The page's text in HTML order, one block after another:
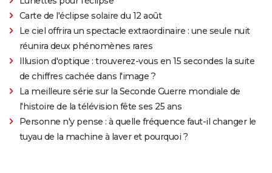
Carte de l'éclipse solaire du 12 août
Le ciel offrira un spectacle extraordinaire : une seule nuit
réunira deux phénomènes rares
Illusion d'optique : trouverez-vous en 15 secondes la suite
de chiffres cachée dans l'image ?
La meilleure série sur la Seconde Guerre mondiale de
l'histoire de la télévision fête ses 25 ans
Personne n'y pense : à quelle fréquence faut-il changer le
tuyau de la machine à laver et pourquoi ?